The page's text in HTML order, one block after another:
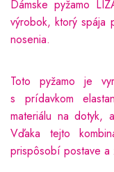
Dámske pyžamo
výrobok, ktorý spája
nosenia.
Toto pyžamo je
s prídavkom
materiálu na dotyk,
Vďaka tejto
prispôsobí postave